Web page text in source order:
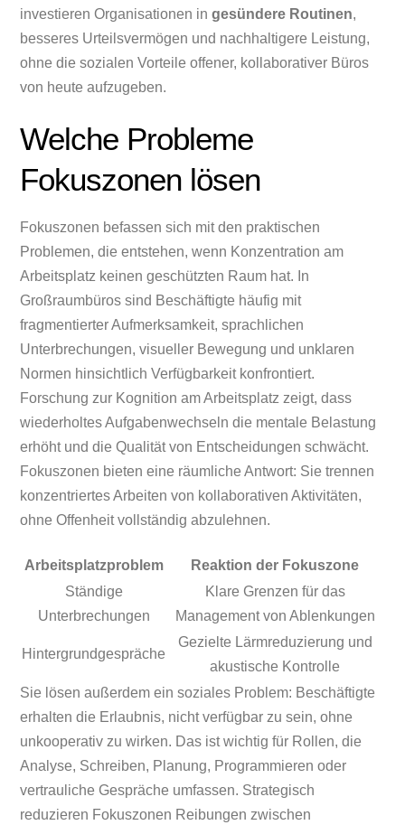
investieren Organisationen ingesündere Routinen,
besseres Urteilsvermögen und nachhaltigere Leistung,
ohne die sozialen Vorteile offener, kollaborativer Büros
von heute aufzugeben.
Welche Probleme
Fokuszonen lösen
Fokuszonen befassen sich mit den praktischen
Problemen, die entstehen, wenn Konzentration am
Arbeitsplatz keinen geschützten Raum hat. In
Großraumbüros sind Beschäftigte häufig mit
fragmentierter Aufmerksamkeit, sprachlichen
Unterbrechungen, visueller Bewegung und unklaren
Normen hinsichtlich Verfügbarkeit konfrontiert.
Forschung zur Kognition am Arbeitsplatz zeigt, dass
wiederholtes Aufgabenwechseln die mentale Belastung
erhöht und die Qualität von Entscheidungen schwächt.
Fokuszonen bieten eine räumliche Antwort: Sie trennen
konzentriertes Arbeiten von kollaborativen Aktivitäten,
ohne Offenheit vollständig abzulehnen.
Arbeitsplatzproblem
Reaktion der Fokuszone
Ständige
Unterbrechungen
Klare Grenzen für das
Management von Ablenkungen
Hintergrundgespräche
Gezielte Lärmreduzierung und
akustische Kontrolle
Sie lösen außerdem ein soziales Problem: Beschäftigte
erhalten die Erlaubnis, nicht verfügbar zu sein, ohne
unkooperativ zu wirken. Das ist wichtig für Rollen, die
Analyse, Schreiben, Planung, Programmieren oder
vertrauliche Gespräche umfassen. Strategisch
reduzieren Fokuszonen Reibungen zwischen